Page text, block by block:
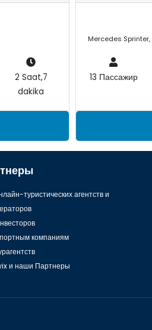
2 Saat,7
dakika
13 Пассажир
туристических агентств и
компаниям
и наши Партнеры